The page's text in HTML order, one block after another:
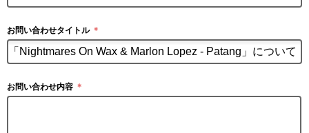
お問い合わせタイトル ＊
お問い合わせ内容 ＊